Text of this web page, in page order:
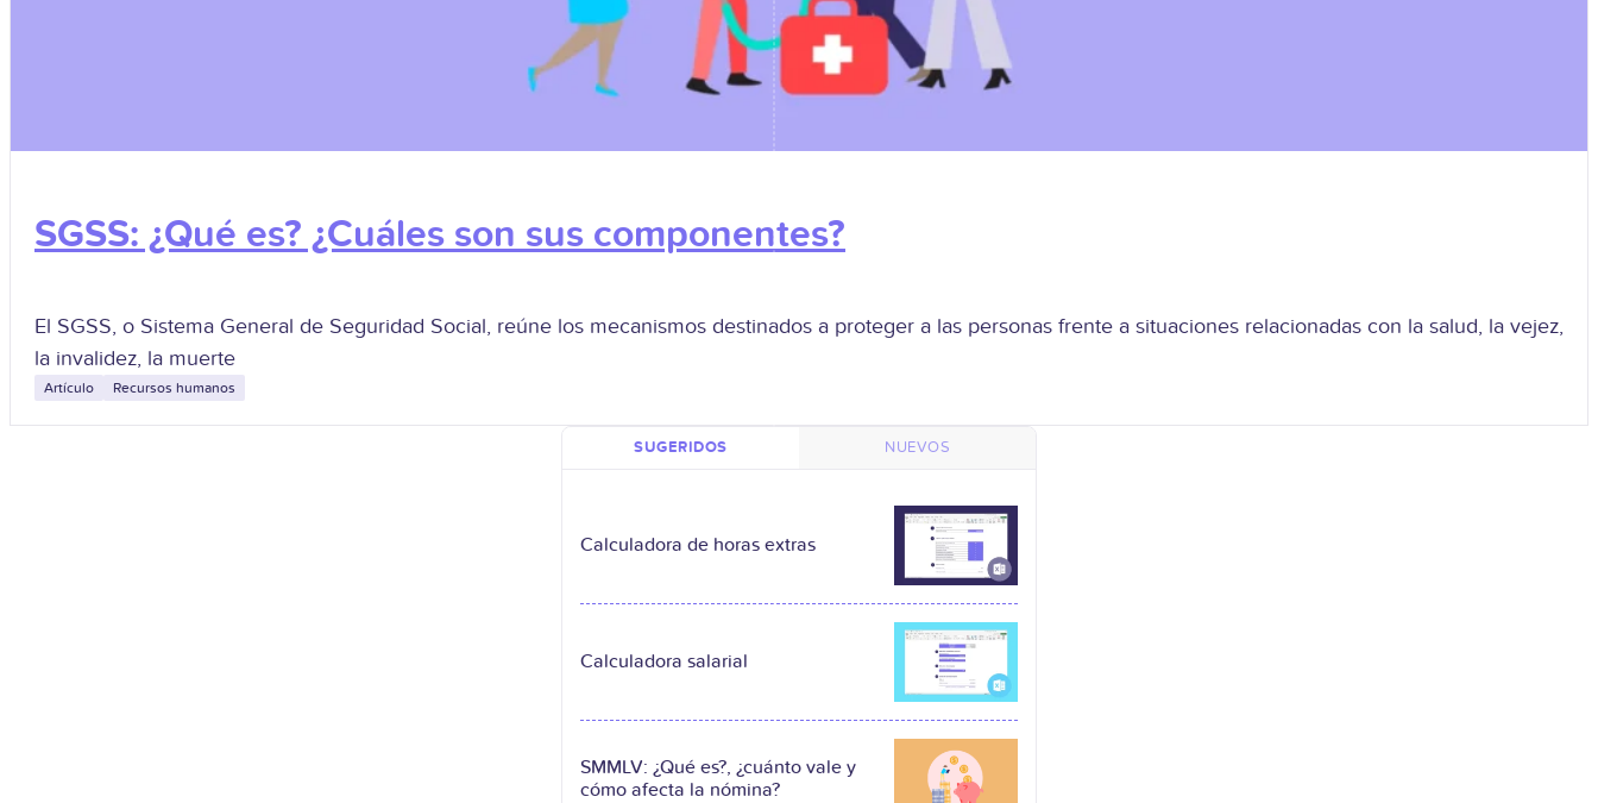
SGSS: ¿Qué es? ¿Cuáles son sus componentes?
El SGSS, o Sistema General de Seguridad Social, reúne los mecanismos destinados a proteger a las personas frente a situaciones relacionadas con la salud, la vejez,
la invalidez, la muerte
Artículo Recursos humanos
SUGERIDOS NUEVOS
Calculadora de horas extras
Calculadora salarial
SMMLV: ¿Qué es?, ¿cuánto vale y
cómo afecta la nómina?